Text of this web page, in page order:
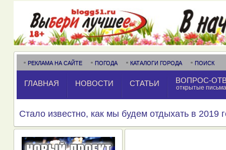
РЕКЛАМА НА САЙТЕ ПОГОДА КАТАЛОГИ ГОРОДА ПОИСК
ГЛАВНАЯ НОВОСТИ СТАТЬИ ВОПРОС-
открытые письма
Стало известно, как мы будем отдыхать в 2019